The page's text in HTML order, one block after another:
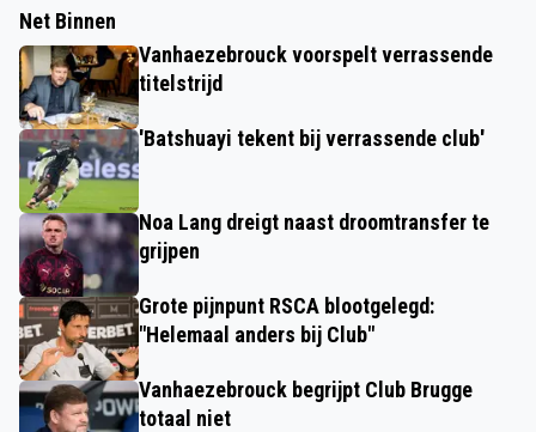
Net Binnen
Vanhaezebrouck voorspelt verrassende
titelstrijd
'Batshuayi tekent bij verrassende club'
Noa Lang dreigt naast droomtransfer te
grijpen
Grote pijnpunt RSCA blootgelegd:
"Helemaal anders bij Club"
Vanhaezebrouck begrijpt Club Brugge
totaal niet